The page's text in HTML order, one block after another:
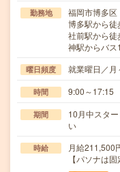
勤務地
福岡市博多区
博多駅から
社前駅から
神駅からバス
曜日頻度 就業曜日／月
時間 9:00～
期間
10月中スタ
い
時給
月給
【パソナは